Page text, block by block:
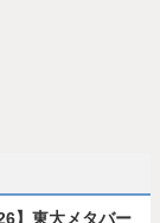
】東大メタバー